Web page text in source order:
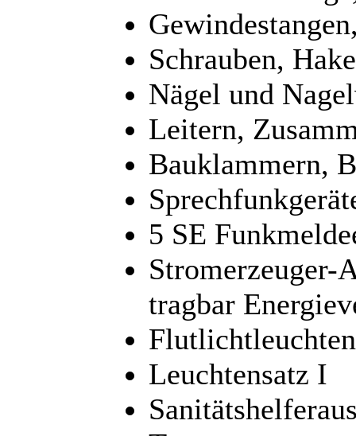
Schrauben,
Nägel und
Leitern,
Bauklammern,
5 SE
Stromerzeuger-
tragbar
Leuchtensatz I